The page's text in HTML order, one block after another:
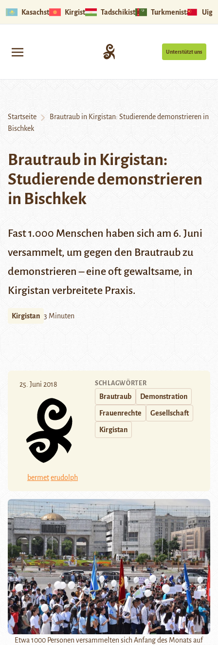
Kasachstan Kirgistan Tadschikistan Turkmenistan
Unterstützt uns
Startseite
Brautraub in Kirgistan: Studierende demonstrieren in
Bischkek
Brautraub in Kirgistan:
Studierende demonstrieren
in Bischkek
Fast 1.000 Menschen haben sich am 6. Juni
versammelt, um gegen den Brautraub zu
demonstrieren – eine oft gewaltsame, in
Kirgistan verbreitete Praxis.
Kirgistan 3 Minuten
25. Juni 2018
bermeterudolph
SCHLAGWÖRTER
Brautraub Demonstration
Frauenrechte Gesellschaft
Kirgistan
Etwa 1000 Personen versammelten sich Anfang des Monats auf